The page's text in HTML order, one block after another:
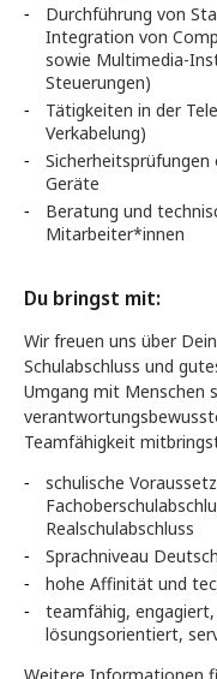
Durchführung von
Integration von
sowie Multimedia-
Steuerungen)
Tätigkeiten in der
Verkabelung)
Geräte
Beratung und
Mitarbeiter*innen
Du bringst mit:
Wir freuen uns über
Schulabschluss und
Umgang mit Menschen
Teamfähigkeit
schulische
Realschulabschluss
Sprachniveau
hohe Affinität und
teamfähig,
lösungsorientiert,